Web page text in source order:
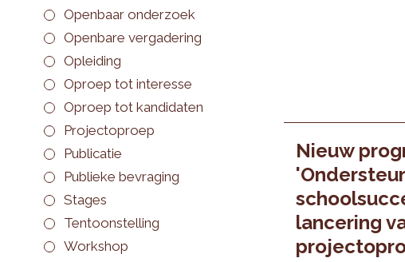
Openbaar onderzoek
Openbare vergadering
Opleiding
Oproep tot interesse
Oproep tot kandidaten
Projectoproep
Publicatie
Publieke bevraging
Stages
Tentoonstelling
Workshop
Nieuw
lancering